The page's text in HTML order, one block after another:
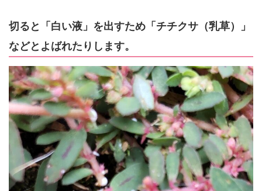
切ると「白い液」を出すため「チチクサ（乳草）」
などとよばれたりします。